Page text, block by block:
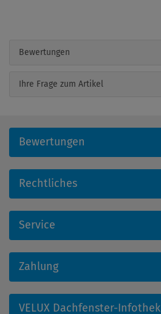
Bewertungen
Ihre Frage zum Artikel
Bewertungen
Rechtliches
Service
Zahlung
VELUX Dachfenster-Infothek